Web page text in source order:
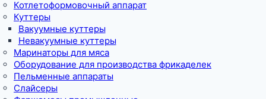
Котлетоформовочный аппарат
Куттеры
Вакуумные куттеры
Невакуумные куттеры
Маринаторы для мяса
Оборудование для производства фрикаделек
Пельменные аппараты
Слайсеры